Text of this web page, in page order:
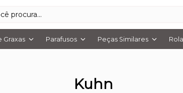
Graxas Parafusos Peças Similares
Kuhn